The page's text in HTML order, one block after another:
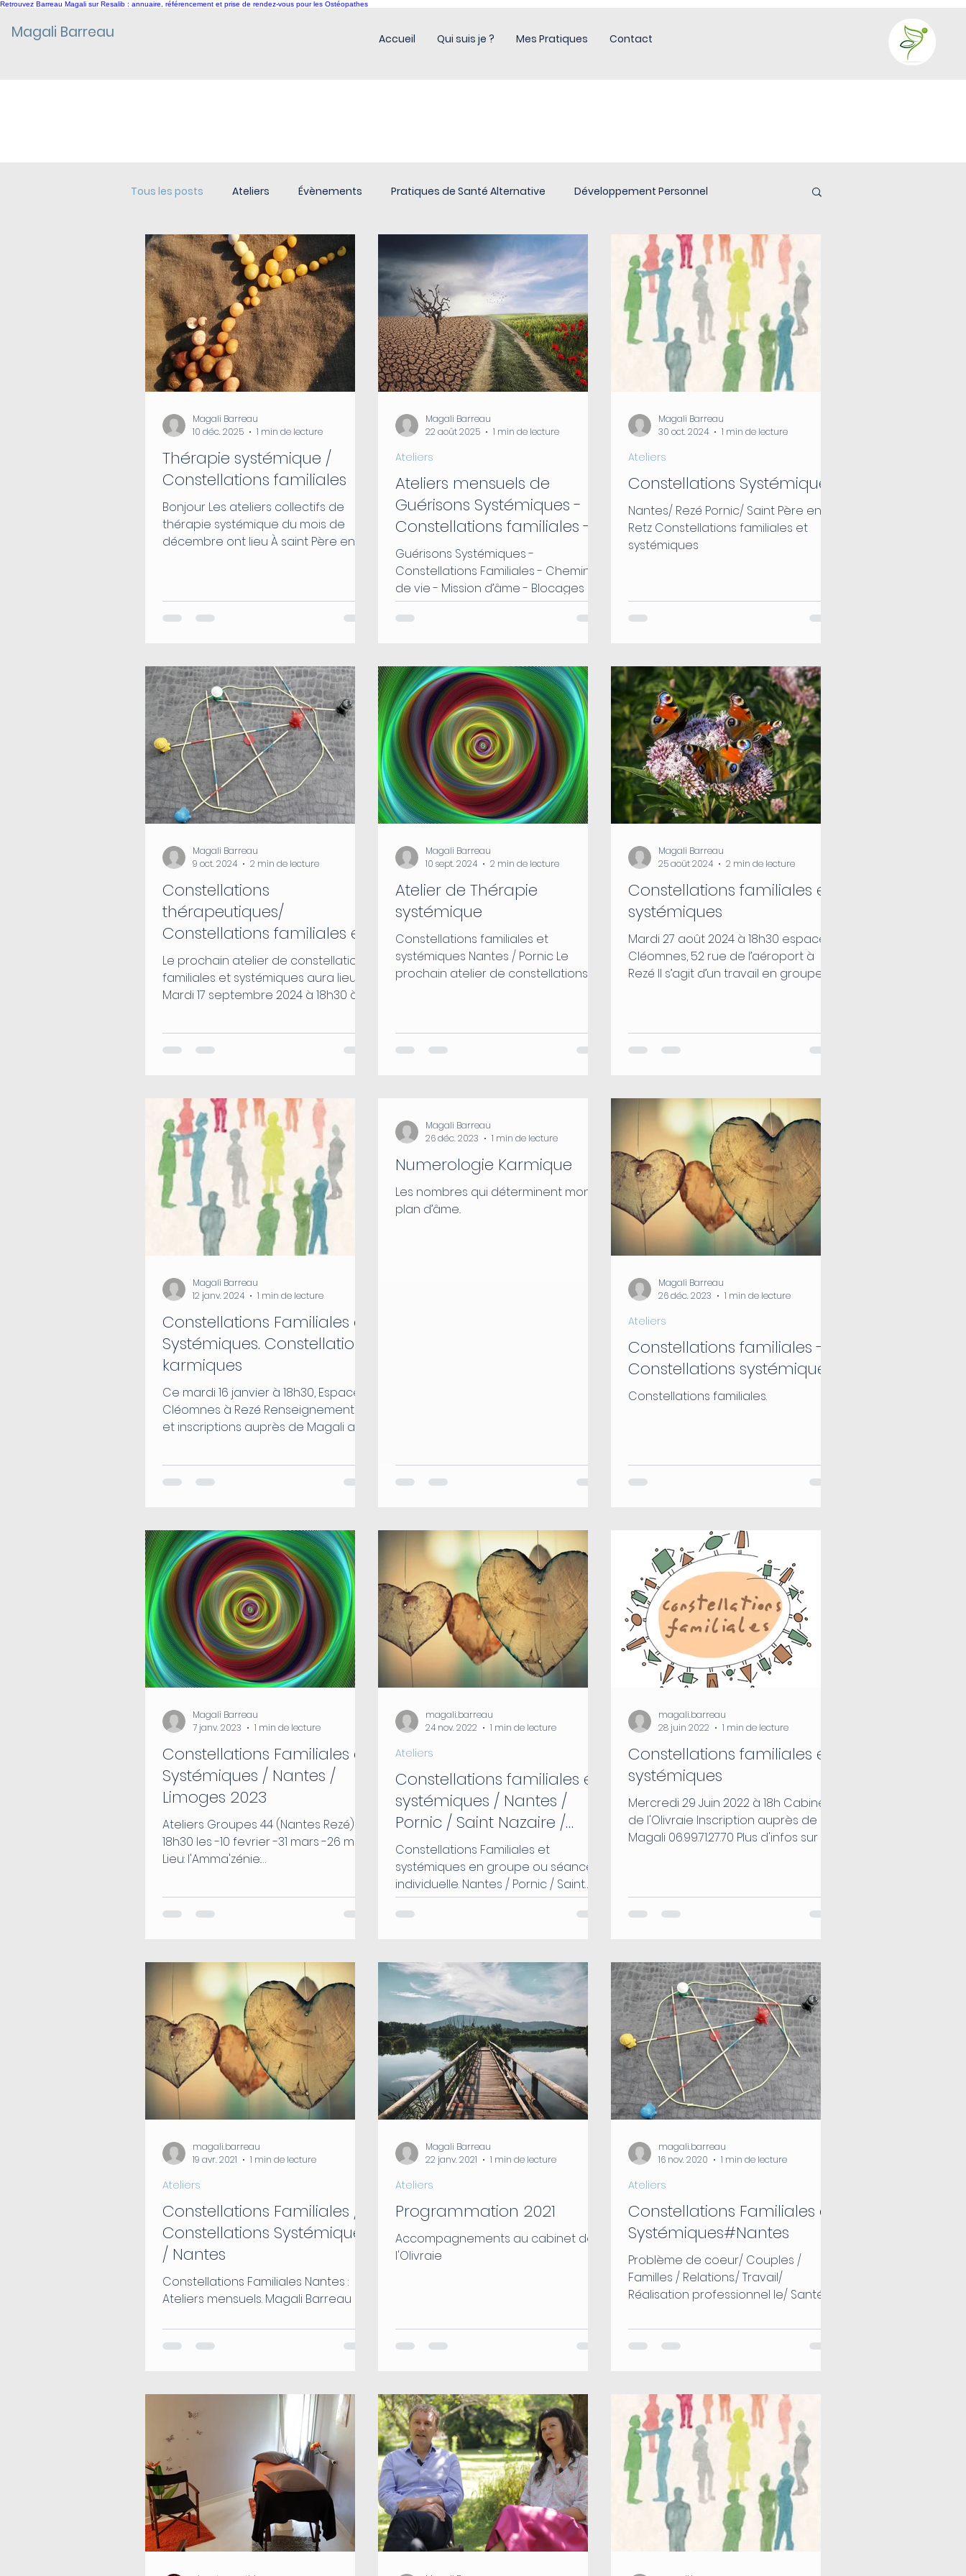
Retrouvez Barreau Magali sur Resalib : annuaire, référencement et prise de rendez-vous pour les Ostéopathes
Magali Barreau Accueil Qui suis je ? Mes Pratiques Contact
Tous les posts Ateliers Évènements Pratiques de Santé Alternative Développement Personnel
Annonces -Promotions
Thérapie systémique /
Constellations familiales
Bonjour Les ateliers collectifs de
thérapie systémique du mois de
décembre ont lieu À saint Père en
Au plaisir de vous y retrouver 🌸
Magali Barreau
10 déc. 2025
1 min de lecture
Ateliers mensuels de
Guérisons Systémiques -
Constellations familiales -
Chemin de vie - Mission
d’âme
Guérisons Systémiques -
Constellations Familiales - Chemin
de vie - Mission d’âme - Blocages d’
évolution …
Ateliers
Magali Barreau
22 août 2025
1 min de lecture
Constellations Systémiques
Nantes/ Rezé Pornic/ Saint Père en
Retz Constellations familiales et
systémiques
Ateliers
Magali Barreau
30 oct. 2024
1 min de lecture
Constellations
thérapeutiques/
Constellations familiales et
systémiques
Le prochain atelier de constellations
familiales et systémiques aura lieu le
Mardi 17 septembre 2024 à 18h30 à
Magali Barreau
9 oct. 2024
2 min de lecture
Atelier de Thérapie
systémique
Constellations familiales et
systémiques Nantes / Pornic Le
prochain atelier de constellations
Magali Barreau
10 sept. 2024
2 min de lecture
Constellations familiales et
systémiques
Mardi 27 août 2024 à 18h30 espace
Cléomnes, 52 rue de l’aéroport à
Rezé Il s’agit d’un travail en groupe
Magali Barreau
25 août 2024
2 min de lecture
Constellations Familiales et
Systémiques. Constellations
karmiques
Ce mardi 16 janvier à 18h30, Espace
Cléomnes à Rezé Renseignements
et inscriptions auprès de Magali au
Magali Barreau
12 janv. 2024
1 min de lecture
Numerologie Karmique
Les nombres qui déterminent mon
plan d’âme..
Magali Barreau
26 déc. 2023
1 min de lecture
Constellations familiales -
Constellations systémiques
Constellations familiales.
Ateliers
Magali Barreau
26 déc. 2023
1 min de lecture
Constellations Familiales et
Systémiques / Nantes /
Limoges 2023
Ateliers Groupes 44 (Nantes Rezé) à
18h30 les -10 fevrier -31 mars -26 mai
Lieu: l'Amma'zénie:
aP7...
Magali Barreau
7 janv. 2023
1 min de lecture
Constellations familiales et
systémiques / Nantes /
Pornic / Saint Nazaire /
Limoges
Constellations Familiales et
systémiques en groupe ou séance
individuelle. Nantes / Pornic / Saint
Nazaire / Limoges
Ateliers
magali.barreau
24 nov. 2022
1 min de lecture
Constellations familiales et
systémiques
Mercredi 29 Juin 2022 à 18h Cabinet
de l'Olivraie Inscription auprès de
Magali 06.99.71.27.70 Plus d'infos sur les
magali.barreau
28 juin 2022
1 min de lecture
Constellations Familiales /
Constellations Systémiques
/ Nantes
Constellations Familiales Nantes :
Ateliers mensuels. Magali Barreau
Ateliers
magali.barreau
19 avr. 2021
1 min de lecture
Programmation 2021
Accompagnements au cabinet de
l'Olivraie
Ateliers
Magali Barreau
22 janv. 2021
1 min de lecture
Constellations Familiales et
Systémiques#Nantes
Problème de coeur/ Couples /
Familles / Relations./ Travail/
Réalisation professionnel le/ Santé.
Ateliers
magali.barreau
16 nov. 2020
1 min de lecture